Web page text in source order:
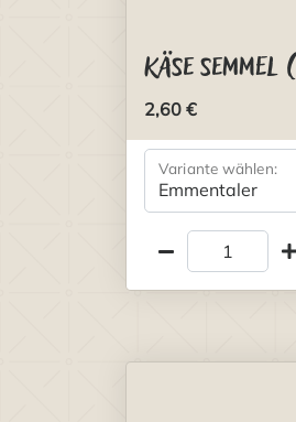
Käse
2,60 €
Variante wählen: